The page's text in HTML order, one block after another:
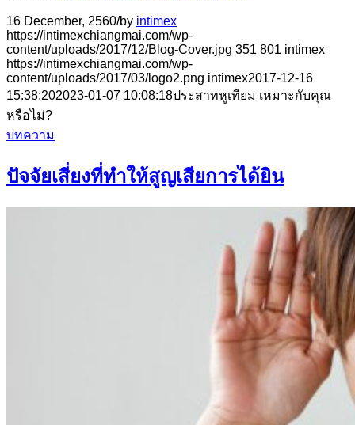
16 December, 2560/by intimex
https://intimexchiangmai.com/wp-
content/uploads/2017/12/Blog-Cover.jpg 351 801 intimex
https://intimexchiangmai.com/wp-
content/uploads/2017/03/logo2.png intimex2017-12-16
15:38:202023-01-07 10:08:18ประสาทหูเทียม เหมาะกับคุณ
หรือไม่?
บทความ
ปัจจัยเสี่ยงที่ทำให้สูญเสียการได้ยิน